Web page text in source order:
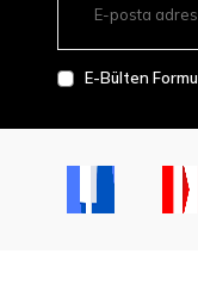
E-Bülten Formu